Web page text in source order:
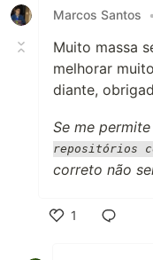
Marcos Santos
•
Muito massa
melhorar
diante,
Se me permite
repositórios
correto não
1